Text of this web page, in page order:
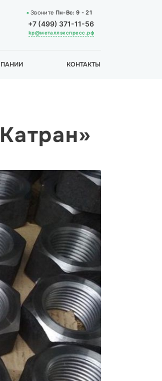
Звоните Пн-Вс: 9 - 21
+7 (499) 371-11-56
kp@металлэкспресс.рф
КОНТАКТЫ